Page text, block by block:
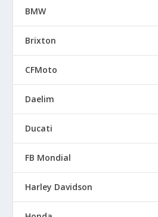
BMW
Brixton
CFMoto
Daelim
Ducati
FB Mondial
Harley Davidson